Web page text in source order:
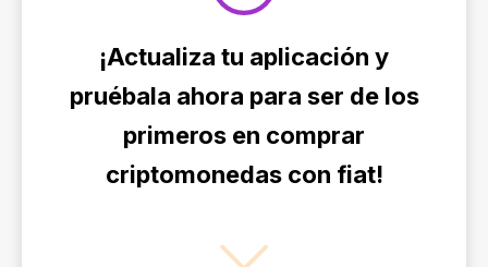
¡Actualiza tu aplicación y
pruébala ahora para ser de los
primeros en comprar
criptomonedas con fiat!